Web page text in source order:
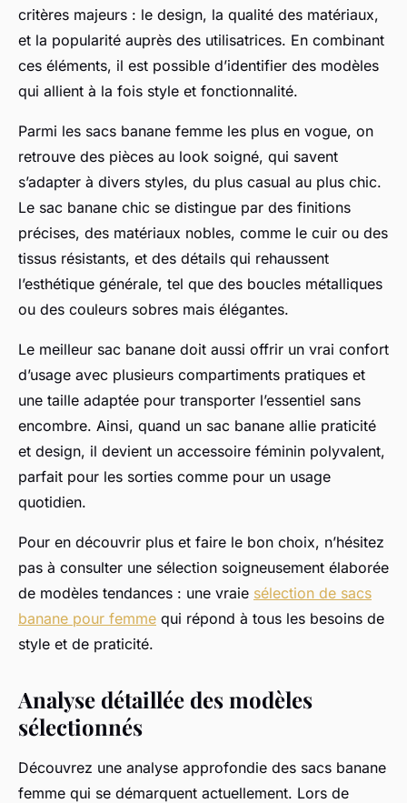
critères majeurs : le design, la qualité des matériaux,
et la popularité auprès des utilisatrices. En combinant
ces éléments, il est possible d’identifier des modèles
qui allient à la fois style et fonctionnalité.
Parmi les sacs banane femme les plus en vogue, on
retrouve des pièces au look soigné, qui savent
s’adapter à divers styles, du plus casual au plus chic.
Le sac banane chic se distingue par des finitions
précises, des matériaux nobles, comme le cuir ou des
tissus résistants, et des détails qui rehaussent
l’esthétique générale, tel que des boucles métalliques
ou des couleurs sobres mais élégantes.
Le meilleur sac banane doit aussi offrir un vrai confort
d’usage avec plusieurs compartiments pratiques et
une taille adaptée pour transporter l’essentiel sans
encombre. Ainsi, quand un sac banane allie praticité
et design, il devient un accessoire féminin polyvalent,
parfait pour les sorties comme pour un usage
quotidien.
Pour en découvrir plus et faire le bon choix, n’hésitez
pas à consulter une sélection soigneusement élaborée
de modèles tendances : une vraie sélection de sacs
banane pour femme qui répond à tous les besoins de
style et de praticité.
Analyse détaillée des modèles
sélectionnés
Découvrez une analyse approfondie des sacs banane
femme qui se démarquent actuellement. Lors de